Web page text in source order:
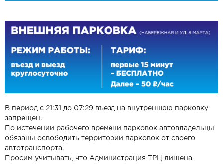
В период с 21:31 до 07:29 въезд на внутреннюю парковку
запрещен.
По истечении рабочего времени парковок автовладельцы
обязаны освободить территории парковок от своего
автотранспорта.
Просим учитывать, что Администрация ТРЦ лишена